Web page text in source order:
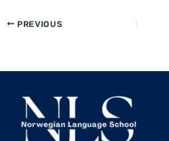
PREVIOUS